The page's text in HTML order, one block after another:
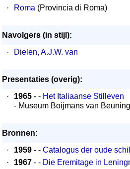
·
Roma (Provincia di Roma)
Navolgers (in stijl):
·
Dielen, A.J.W. van
Presentaties (overig):
·
1965 - - Het Italiaanse Stilleven
- Museum Boijmans van
Bronnen:
·
1959 - - Catalogus der oude
·
1967 - - Die Eremitage in